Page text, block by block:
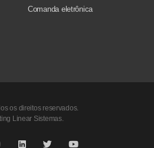
Comanda eletrônica
os direitos reservados.
Linear Sistemas.